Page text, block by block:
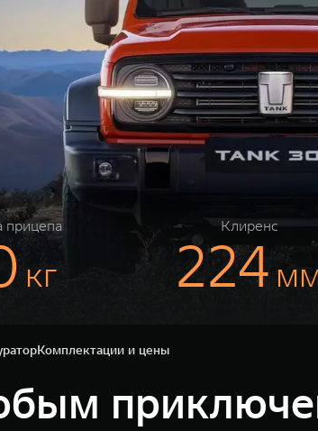
прицепа
кг
Клиренс
224
Комплектации и цены